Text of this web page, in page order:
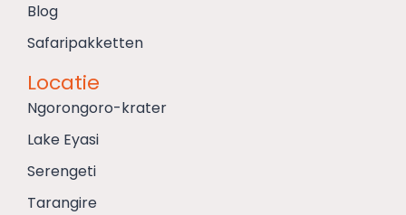
Blog
Safaripakketten
Locatie
Ngorongoro-krater
Lake Eyasi
Serengeti
Tarangire